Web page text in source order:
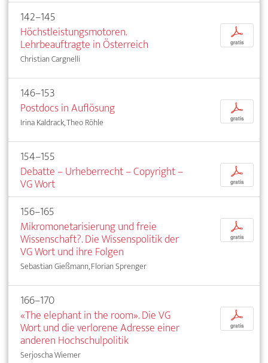
142–145
Höchstleistungsmotoren.
Lehrbeauftragte in Österreich
Christian Cargnelli
p
gratis
146–153
Postdocs in Auflösung
Irina Kaldrack, Theo Röhle
p
gratis
154–155
Debatte – Urheberrecht – Copyright –
VG Wort
p
gratis
156–165
Mikromonetarisierung und freie
Wissenschaft?. Die Wissenspolitik der
VG Wort und ihre Folgen
Sebastian Gießmann, Florian Sprenger
p
gratis
166–170
«The elephant in the room». Die VG
Wort und die verlorene Adresse einer
anderen Hochschulpolitik
Serjoscha Wiemer
p
gratis